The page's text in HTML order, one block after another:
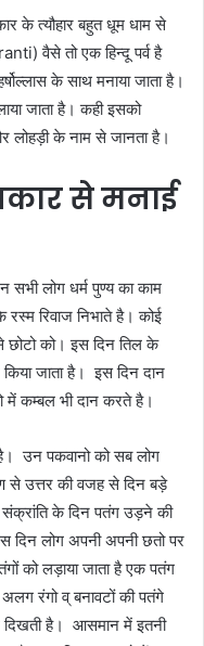
के त्यौहार बहुत धूम धाम से
वैसे तो एक हिन्दू पर्व है
के साथ मनाया जाता है।
जाता है। कही इसको
लोहड़ी के नाम से जानता है।
से मनाई
सभी लोग धर्म पुण्य का काम
रिवाज निभाते है। कोई
छोटो को। इस दिन तिल के
जाता है। इस दिन दान
में कम्बल भी दान करते है।
उन पकवानो को सब लोग
उत्तर की वजह से दिन बड़े
के दिन पतंग उड़ने की
दिन लोग अपनी अपनी छतो पर
को लड़ाया जाता है एक पतंग
रंगो व् बनावटों की पतंगे
है। आसमान में इतनी